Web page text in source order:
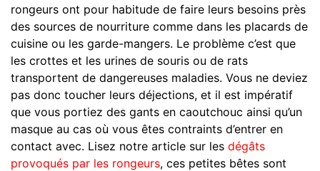
rongeurs ont pour habitude de faire leurs besoins près
des sources de nourriture comme dans les placards de
cuisine ou les garde-mangers. Le problème c’est que
les crottes et les urines de souris ou de rats
transportent de dangereuses maladies. Vous ne deviez
pas donc toucher leurs déjections, et il est impératif
que vous portiez des gants en caoutchouc ainsi qu’un
masque au cas où vous êtes contraints d’entrer en
contact avec. Lisez notre article sur les dégâts
provoqués par les rongeurs, ces petites bêtes sont